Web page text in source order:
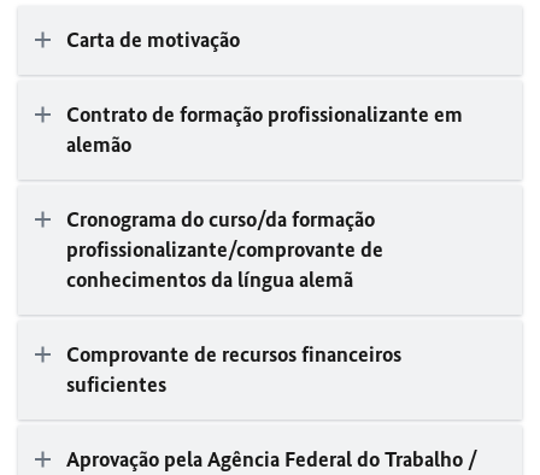
Carta de motivação
Contrato de formação profissionalizante em
alemão
Cronograma do curso/da formação
profissionalizante/comprovante de
conhecimentos da língua alemã
Comprovante de recursos financeiros
suficientes
Aprovação pela Agência Federal do Trabalho /